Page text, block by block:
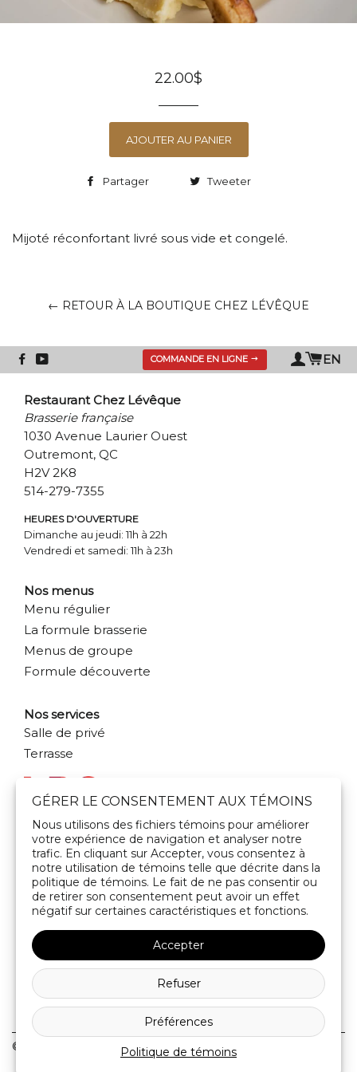
GÉRER LE CONSENTEMENT AUX TÉMOINS
Nous utilisons des fichiers témoins pour améliorer
votre expérience de navigation et analyser notre
trafic. En cliquant sur Accepter, vous consentez à
notre utilisation de témoins telle que décrite dans la
politique de témoins. Le fait de ne pas consentir ou
de retirer son consentement peut avoir un effet
négatif sur certaines caractéristiques et fonctions.
Accepter
Refuser
Préférences
Politique de témoins
22.00$
AJOUTER AU PANIER
Partager Tweeter
Mijoté réconfortant livré sous vide et congelé.
← RETOUR À LA BOUTIQUE CHEZ LÉVÊQUE
COMMANDE EN LIGNE
Se EN
Restaurant Chez Lévêque
Brasserie française
1030 Avenue Laurier Ouest
Outremont, QC
H2V 2K8
514-279-7355
HEURES D'OUVERTURE
Dimanche au jeudi: 11h à 22h
Vendredi et samedi: 11h à 23h
Nos menus
Menu régulier
La formule brasserie
Menus de groupe
Formule découverte
Nos services
Salle de privé
Terrasse
Prendre contact
Politique de confidentialité
Politique de témoins
American
Express
Diners
Club
DiscoverMaster
© 2026, Restaurant Chez Lévêque